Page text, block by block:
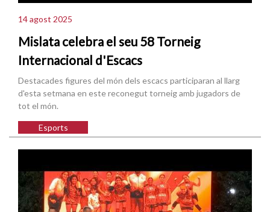
14 agost 2025
Mislata celebra el seu 58 Torneig
Internacional d'Escacs
Destacades figures del món dels escacs participaran al llarg
d'esta setmana en este reconegut torneig amb jugadors de
tot el món.
Esports